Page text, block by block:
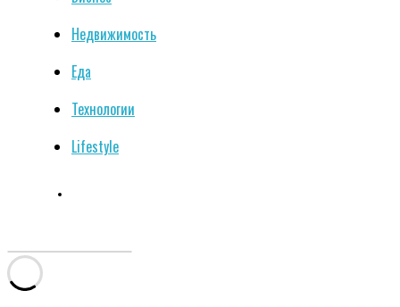
Недвижимость
Еда
Технологии
Lifestyle